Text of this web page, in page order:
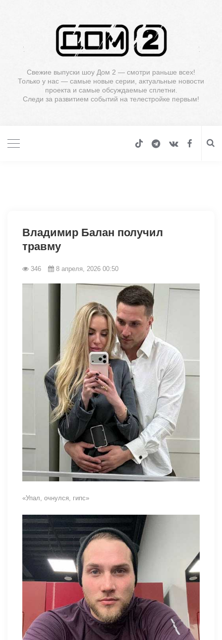
Свежие выпуски шоу Дом 2 — смотри раньше всех!
Только у нас — самые новые серии, актуальные новости
проекта и самые обсуждаемые сплетни.
Следи за развитием событий на телестройке первым!
Владимир Балан получил
травму
346 8 апреля, 2026 00:50
«Упал, очнулся, гипс»